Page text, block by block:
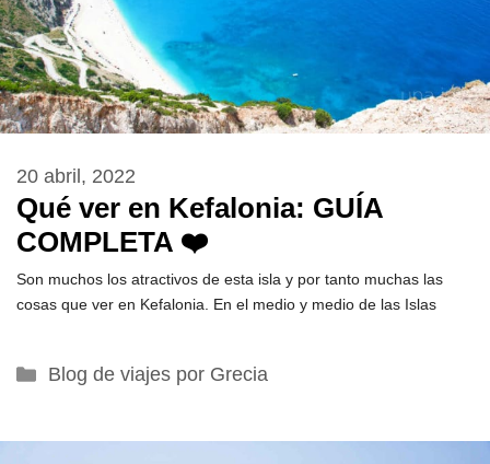
Qué ver en Kefalonia: GUÍA
COMPLETA ❤️
20 abril, 2022
Son muchos los atractivos de esta isla y por tanto muchas las
cosas que ver en Kefalonia. En el medio y medio de las Islas
Categorías
Blog de viajes por Grecia